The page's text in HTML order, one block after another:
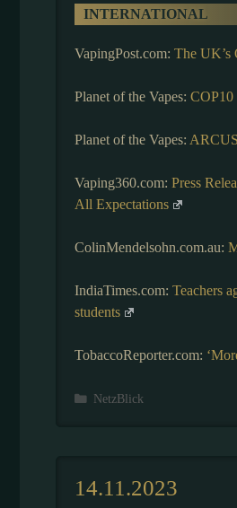
INTERNATIONAL
VapingPost.com: The UK’s
Planet of the Vapes: COP10
Planet of the Vapes:
Vaping360.com: Press
All Expectations
ColinMendelsohn.com.au:
IndiaTimes.com: Teachers
students
TobaccoReporter.com:
Kategorien
NetzBlick
14.11.2023